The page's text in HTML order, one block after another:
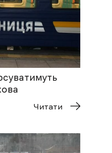
Читати